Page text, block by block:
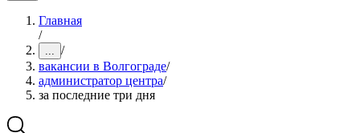
Главная
/
... /
вакансии в Волгограде/
администратор центра/
за последние три дня